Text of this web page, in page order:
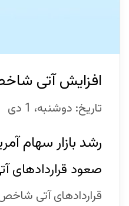
افزایش آتی
تاریخ: دوشنبه، 1 دی
رشد بازار سهام
صعود قراردادهای
قراردادهای آتی